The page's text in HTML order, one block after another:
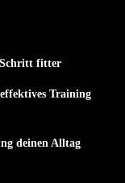
fitter
Training
deinen Alltag